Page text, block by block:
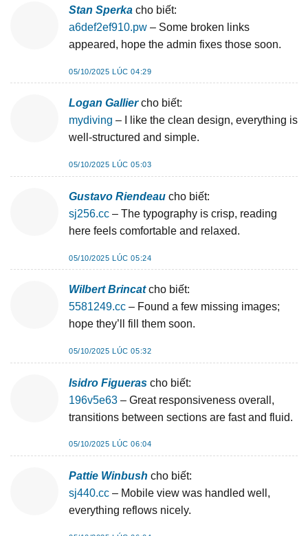
Stan Sperka cho biết:
a6def2ef910.pw – Some broken links
appeared, hope the admin fixes those soon.
05/10/2025 LÚC 04:29
Logan Gallier cho biết:
mydiving – I like the clean design, everything is
well-structured and simple.
05/10/2025 LÚC 05:03
Gustavo Riendeau cho biết:
sj256.cc – The typography is crisp, reading
here feels comfortable and relaxed.
05/10/2025 LÚC 05:24
Wilbert Brincat cho biết:
5581249.cc – Found a few missing images;
hope they’ll fill them soon.
05/10/2025 LÚC 05:32
Isidro Figueras cho biết:
196v5e63 – Great responsiveness overall,
transitions between sections are fast and fluid.
05/10/2025 LÚC 06:04
Pattie Winbush cho biết:
sj440.cc – Mobile view was handled well,
everything reflows nicely.